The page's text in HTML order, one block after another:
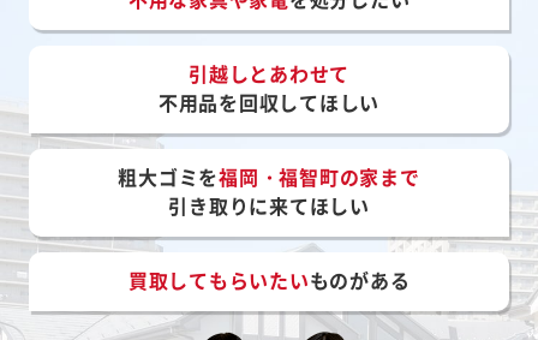
引越しとあわせて
不用品を回収してほしい
粗大ゴミを福岡・福智町の家まで
引き取りに来てほしい
買取してもらいたいものがある